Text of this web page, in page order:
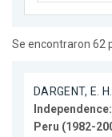
Se encontraron 62
DARGENT, E. H.
Peru (1982-